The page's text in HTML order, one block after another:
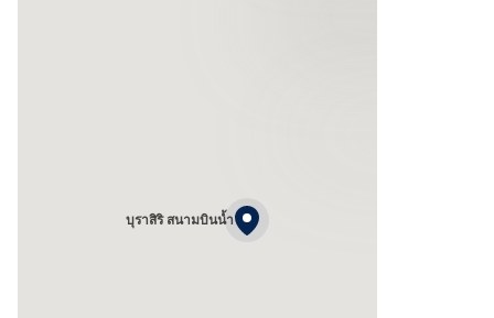
บุราสิริ สนามบินน้ำ